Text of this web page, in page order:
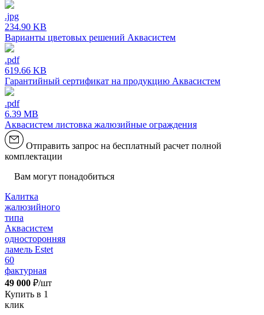
.jpg
234.90 KB
Варианты цветовых решений Аквасистем
.pdf
619.66 KB
Гарантийный сертификат на продукцию Аквасистем
.pdf
6.39 MB
Аквасистем листовка жалюзийные ограждения
Отправить запрос на бесплатный расчет полной
комплектации
Вам могут понадобиться
Калитка
жалюзийного
типа
Аквасистем
односторонняя
ламель Estet
60
фактурная
49 000 ₽/шт
Купить в 1
клик